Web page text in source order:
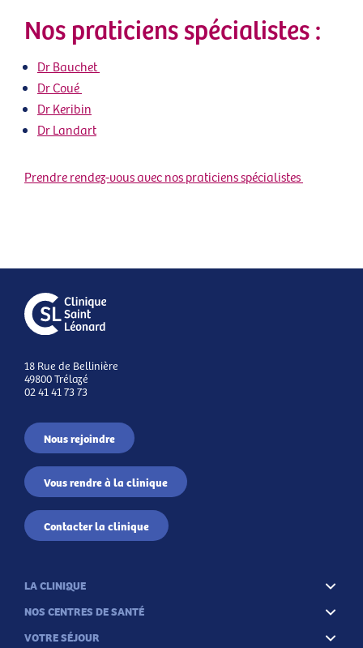
Nos praticiens spécialistes :
Dr Bauchet
Dr Coué
Dr Keribin
Dr Landart
Prendre rendez-vous avec nos praticiens spécialistes
18 Rue de Bellinière
49800 Trélazé
02 41 41 73 73
Nous rejoindre
Vous rendre à la clinique
Contacter la clinique
LA CLINIQUE
NOS CENTRES DE SANTÉ
VOTRE SÉJOUR